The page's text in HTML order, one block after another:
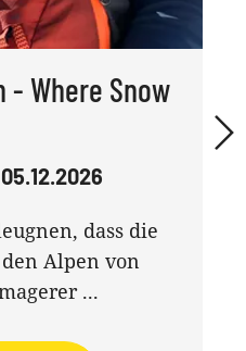
- Where Snow
dass die
Alpen von
...